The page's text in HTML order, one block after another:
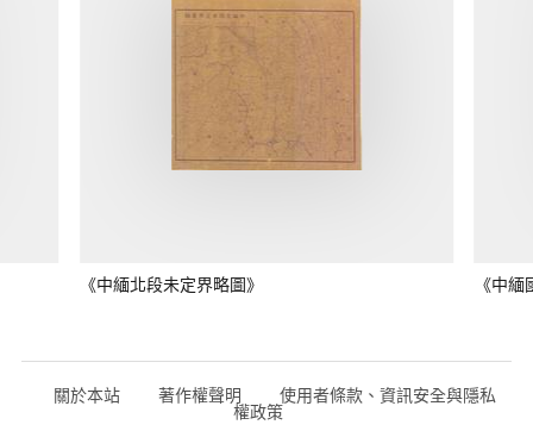
《中緬北段未定界略圖》 《中
關於本站 著作權聲明 使用者條款、資訊安全與隱私
權政策